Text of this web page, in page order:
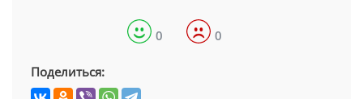
0 0
Поделиться: